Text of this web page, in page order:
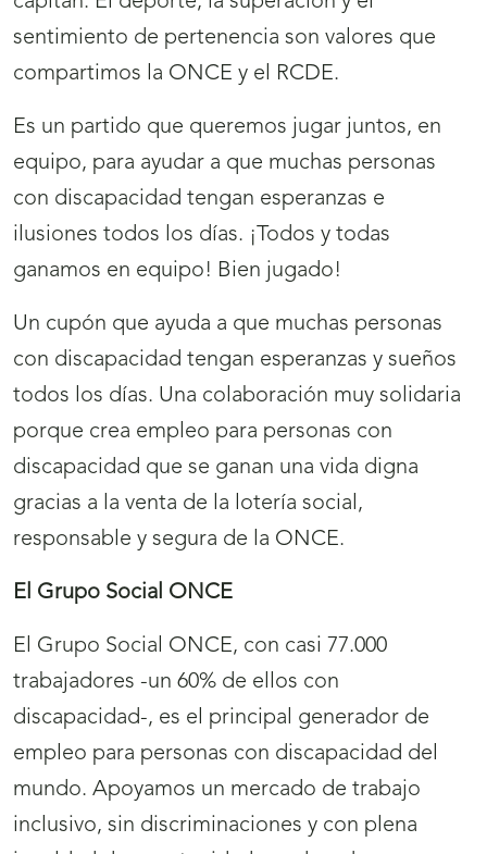
sentimiento de pertenencia son valores que
compartimos la ONCE y el RCDE.
Es un partido que queremos jugar juntos, en
equipo, para ayudar a que muchas personas
con discapacidad tengan esperanzas e
ilusiones todos los días. ¡Todos y todas
ganamos en equipo! Bien jugado!
Un cupón que ayuda a que muchas personas
con discapacidad tengan esperanzas y sueños
todos los días. Una colaboración muy solidaria
porque crea empleo para personas con
discapacidad que se ganan una vida digna
gracias a la venta de la lotería social,
responsable y segura de la ONCE.
El Grupo Social ONCE
El Grupo Social ONCE, con casi 77.000
trabajadores -un 60% de ellos con
discapacidad-, es el principal generador de
empleo para personas con discapacidad del
mundo. Apoyamos un mercado de trabajo
inclusivo, sin discriminaciones y con plena